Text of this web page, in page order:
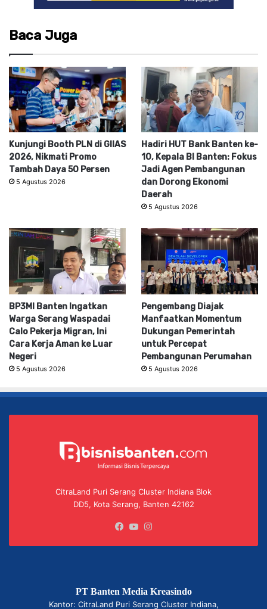
Baca Juga
Kunjungi Booth PLN di GIIAS
2026, Nikmati Promo
Tambah Daya 50 Persen
5 Agustus 2026
Hadiri HUT Bank Banten ke-
10, Kepala BI Banten: Fokus
Jadi Agen Pembangunan
dan Dorong Ekonomi
Daerah
5 Agustus 2026
BP3MI Banten Ingatkan
Warga Serang Waspadai
Calo Pekerja Migran, Ini
Cara Kerja Aman ke Luar
Negeri
5 Agustus 2026
Pengembang Diajak
Manfaatkan Momentum
Dukungan Pemerintah
untuk Percepat
Pembangunan Perumahan
5 Agustus 2026
CitraLand Puri Serang Cluster Indiana Blok
DD5, Kota Serang, Banten 42162
Facebook
YouTube
PT Banten Media Kreasindo
Kantor: CitraLand Puri Serang Cluster Indiana,